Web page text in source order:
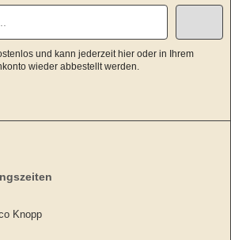
und kann jederzeit hier oder in Ihrem
wieder abbestellt werden.
Knopp